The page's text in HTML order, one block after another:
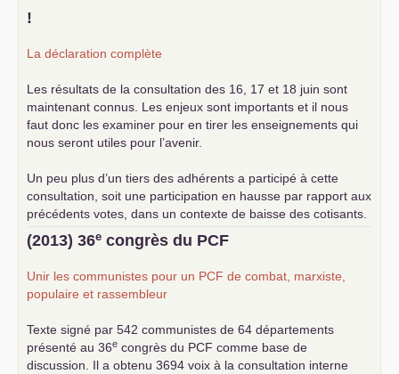
!
La déclaration complète
Les résultats de la consultation des 16, 17 et 18 juin sont
maintenant connus. Les enjeux sont importants et il nous
faut donc les examiner pour en tirer les enseignements qui
nous seront utiles pour l’avenir.
Un peu plus d’un tiers des adhérents a participé à cette
consultation, soit une participation en hausse par rapport aux
précédents votes, dans un contexte de baisse des cotisants.
... lire la suite
(2013) 36e congrès du PCF
Unir les communistes pour un PCF de combat, marxiste,
populaire et rassembleur
Texte signé par 542 communistes de 64 départements
présenté au 36e congrès du PCF comme base de
discussion. Il a obtenu 3694 voix à la consultation interne